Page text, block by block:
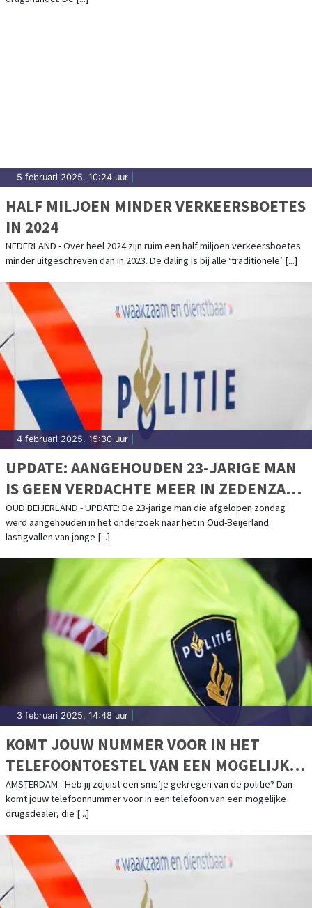
5 februari 2025, 10:24 uur
HALF MILJOEN MINDER VERKEERSBOETES
IN 2024
NEDERLAND - Over heel 2024 zijn ruim een half miljoen verkeersboetes
minder uitgeschreven dan in 2023. De daling is bij alle ‘traditionele’ [...]
4 februari 2025, 15:30 uur
UPDATE: AANGEHOUDEN 23-JARIGE MAN
IS GEEN VERDACHTE MEER IN ZEDENZAAK
OUD-BEIJERLAND
OUD BEIJERLAND - UPDATE: De 23-jarige man die afgelopen zondag
werd aangehouden in het onderzoek naar het in Oud-Beijerland
lastigvallen van jonge [...]
3 februari 2025, 14:48 uur
KOMT JOUW NUMMER VOOR IN HET
TELEFOONTOESTEL VAN EEN MOGELIJKE
DRUGSDEALER ?
AMSTERDAM - Heb jij zojuist een sms’je gekregen van de politie? Dan
komt jouw telefoonnummer voor in een telefoon van een mogelijke
drugsdealer, die [...]